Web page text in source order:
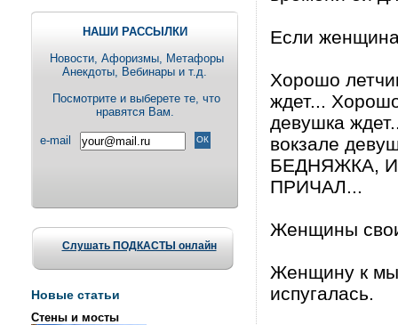
НАШИ РАССЫЛКИ
Новости, Aфоризмы, Метафоры
Анекдоты, Вебинары и т.д.
Посмотрите и выберете те, что
нравятся Вам.
e-mail
Слушать ПОДКАСТЫ онлайн
Новые статьи
Стены и мосты
Если женщина
Хорошо
ждет...
девушка
вокзале
БЕДНЯЖКА,
ПРИЧАЛ...
Женщины
Женщину к
испугалась.